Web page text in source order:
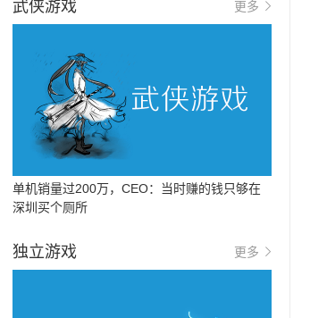
武侠游戏 更多
单机销量过200万，CEO：当时赚的钱只够在
深圳买个厕所
独立游戏 更多